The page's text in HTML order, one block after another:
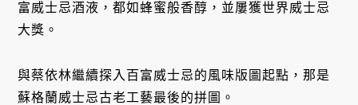
富威士忌酒液，都如蜂蜜般香醇，並屢獲世界威士忌
大獎。
與蔡依林繼續探入百富威士忌的風味版圖起點，那是
蘇格蘭威士忌古老工藝最後的拼圖。